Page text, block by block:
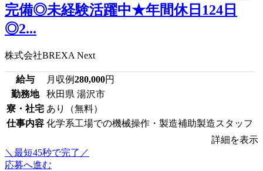
完備◎未経験活躍中★年間休日124日
◎2...
株式会社BREXA Next
給与 月収例280,000円
勤務地
秋田県 湯沢市
寮・社宅 あり（無料）
仕事内容 化学系工場での機械操作・製造補助製造スタッフ
詳細を表示
＼最短45秒で完了／
応募へ進む